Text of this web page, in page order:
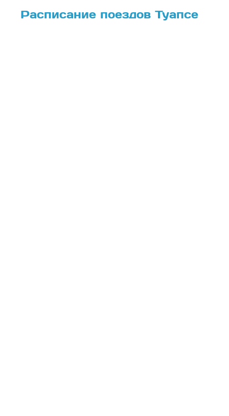
Расписание поездов Туапсе